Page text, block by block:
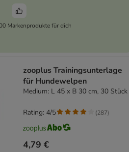
Markenprodukte für dich
zooplus Trainingsunterlage
für Hundewelpen
Medium: L 45 x B 30 cm, 30 Stück
4,79 €
Rating: 4/5 (287)